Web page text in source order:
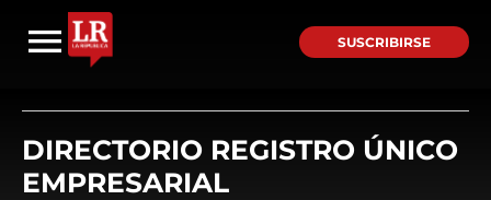
SUSCRIBIRSE
DIRECTORIO REGISTRO ÚNICO
EMPRESARIAL